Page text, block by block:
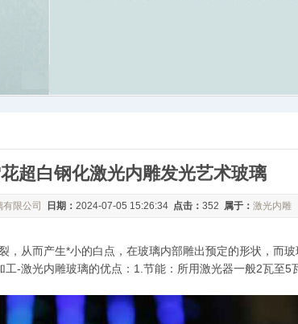
超白钢化激光内雕发光艺术玻璃
限公司 日期： 2024-07-05 15:26:34 点击： 352 属于： 激光内雕
，从而产生*小的白点，在玻璃内部雕出预定的形状，而
-激光内雕玻璃的优点：1.节能：所用激光器一般2瓦至5